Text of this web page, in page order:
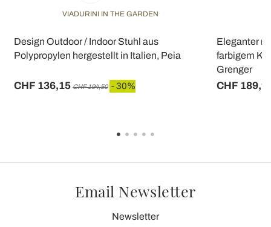
VIADURINI IN THE GARDEN
Design Outdoor / Indoor Stuhl aus
Polypropylen hergestellt in Italien, Peia
CHF 136,15 CHF 194,50 - 30%
Eleganter
farbigem
Grenger
CHF
Email Newsletter
Newsletter